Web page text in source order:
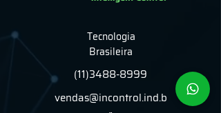
Tecnologia
Brasileira
(11)3488-8999
vendas@incontrol.ind.b